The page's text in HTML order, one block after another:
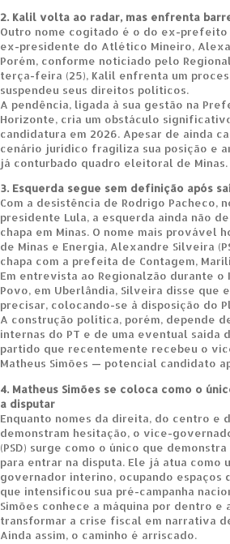
2. Kalil volta ao radar, mas enfrenta
Outro nome cogitado é o do ex-
ex-presidente do Atlético Mineiro,
Porém, conforme noticiado pelo
terça-feira (25), Kalil enfrenta um
suspendeu seus direitos políticos.
A pendência, ligada à sua gestão na
Horizonte, cria um obstáculo
candidatura em 2026. Apesar de ainda
cenário jurídico fragiliza sua posição e
já conturbado quadro eleitoral de Minas.
3. Esquerda segue sem definição após
Com a desistência de Rodrigo Pacheco,
presidente Lula, a esquerda ainda não
chapa em Minas. O nome mais provável
de Minas e Energia, Alexandre Silveira
chapa com a prefeita de Contagem,
Em entrevista ao Regionalzão durante o
Povo, em Uberlândia, Silveira disse que
precisar, colocando-se à disposição do
A construção política, porém, depende
internas do PT e de uma eventual saída
partido que recentemente recebeu o
Matheus Simões — potencial candidato
4. Matheus Simões se coloca como o
a disputar
Enquanto nomes da direita, do centro e
demonstram hesitação, o vice-
(PSD) surge como o único que
para entrar na disputa. Ele já atua como
governador interino, ocupando espaços
que intensificou sua pré-campanha
Simões conhece a máquina por dentro e
transformar a crise fiscal em narrativa
Ainda assim, o caminho é arriscado.